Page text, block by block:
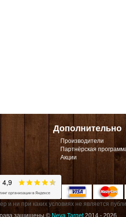
Дополнительно
Производители
Партнёрская
Акции
и ни при каких условиях не является
защищены © Neva Target2014 - 2026